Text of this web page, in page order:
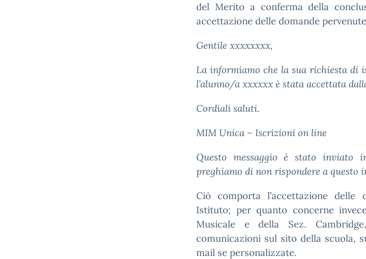
del Merito a conferma della
accettazione delle domande
Gentile xxxxxxxx,
La informiamo che la sua richiesta di
l’alunno/a xxxxxx è stata accettata
Cordiali saluti.
MIM Unica – Iscrizioni on line
Questo messaggio è stato inviato
preghiamo di non rispondere a questo
Ciò comporta l’accettazione delle
Istituto; per quanto concerne
Musicale e della Sez.
comunicazioni sul sito della scuola,
mail se personalizzate.